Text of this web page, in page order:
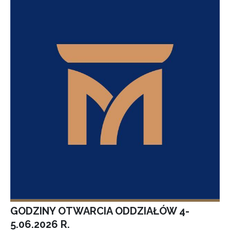
GODZINY OTWARCIA ODDZIAŁÓW 4-
5.06.2026 R.